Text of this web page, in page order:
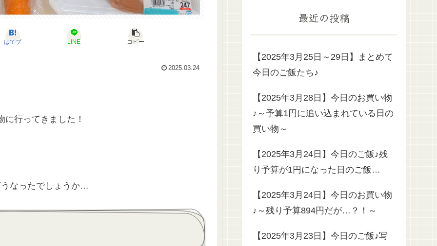
はてブ LINE コピー
2025.03.24
行ってきました！
なったでしょうか…
最近の投稿
【2025年3月25日～29日】まとめて
今日のご飯たち♪
【2025年3月28日】今日のお買い物
♪～予算1円に追い込まれている日の
買い物～
【2025年3月24日】今日のご飯♪残
り予算が1円になった日のご飯…
【2025年3月24日】今日のお買い物
♪～残り予算894円だが…？！～
【2025年3月23日】今日のご飯♪写